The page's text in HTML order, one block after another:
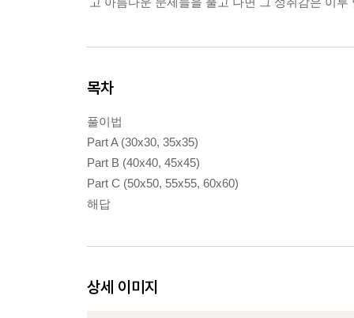
목차
풀이법
Part A (30x30, 35x35)
Part B (40x40, 45x45)
Part C (50x50, 55x55, 60x60)
해답
상세 이미지